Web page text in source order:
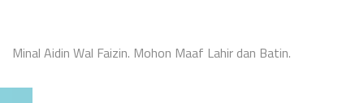
Minal Aidin Wal Faizin. Mohon Maaf Lahir dan Batin.